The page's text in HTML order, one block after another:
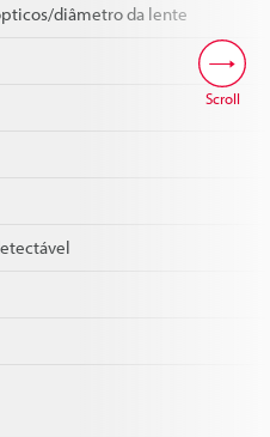
diâmetro da lente
Scroll